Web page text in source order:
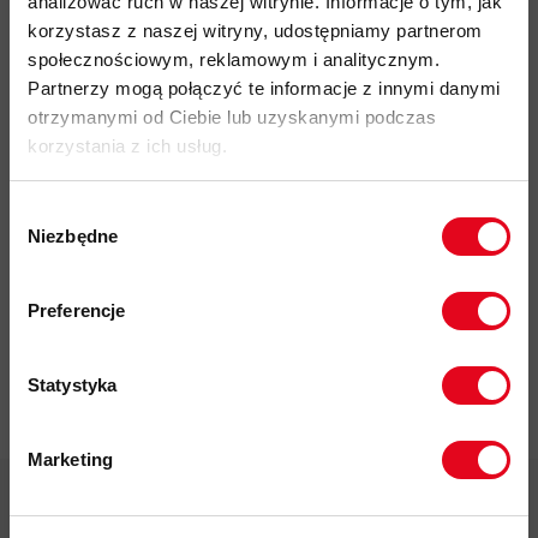
korzystasz z naszej witryny, udostępniamy partnerom
społecznościowym, reklamowym i analitycznym.
Partnerzy mogą połączyć te informacje z innymi danymi
otrzymanymi od Ciebie lub uzyskanymi podczas
korzystania z ich usług.
zgody
Niezbędne
Preferencje
Statystyka
Marketing
Do tego produktu rekomendujemy
zgodnie z Polityką prywatności.